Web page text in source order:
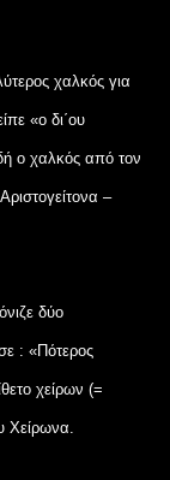
χαλκός για
«ο δι΄ου
ο χαλκός από τον
–
δύο
: «Πότερος
χείρων (=
Χείρωνα.